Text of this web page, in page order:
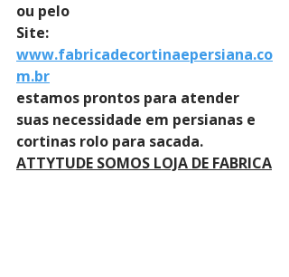
ou pelo
Site:
www.fabricadecortinaepersiana.co
m.br
estamos prontos para atender
suas necessidade em persianas e
cortinas rolo para sacada.
ATTYTUDE SOMOS LOJA DE FABRICA